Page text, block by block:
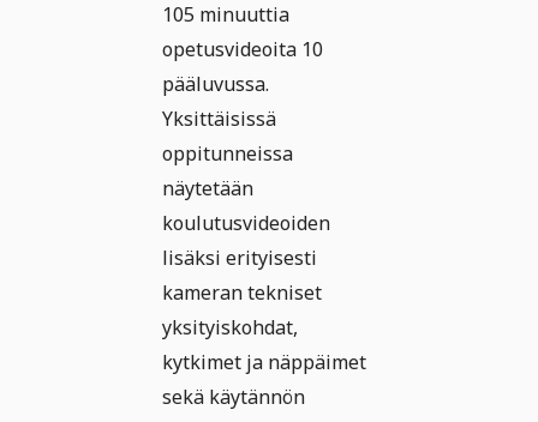
105 minuuttia
opetusvideoita 10
pääluvussa.
Yksittäisissä
oppitunneissa
näytetään
koulutusvideoiden
lisäksi erityisesti
kameran tekniset
yksityiskohdat,
kytkimet ja näppäimet
sekä käytännön